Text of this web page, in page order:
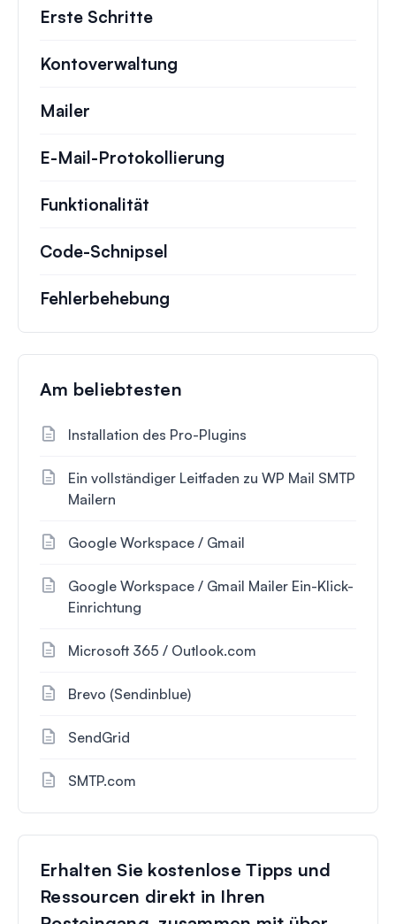
Erste Schritte
Kontoverwaltung
Mailer
E-Mail-Protokollierung
Funktionalität
Code-Schnipsel
Fehlerbehebung
Am beliebtesten
Installation des Pro-Plugins
Ein vollständiger Leitfaden zu WP Mail SMTP
Mailern
Google Workspace / Gmail
Google Workspace / Gmail Mailer Ein-Klick-
Einrichtung
Microsoft 365 / Outlook.com
Brevo (Sendinblue)
SendGrid
SMTP.com
Erhalten Sie kostenlose Tipps und
Ressourcen direkt in Ihren